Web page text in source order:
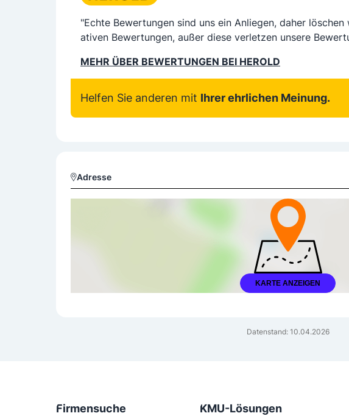
"Echte Bewertungen sind uns ein Anliegen, daher
ativen Bewertungen, außer diese verletzen unsere
MEHR ÜBER BEWERTUNGEN BEI HEROLD
Helfen Sie anderen mit Ihrer ehrlichen Meinung.
Adresse
KARTE ANZEIGEN
Datenstand: 10.04.2026
Firmensuche KMU-Lösungen